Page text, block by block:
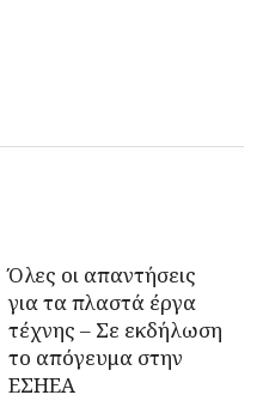
Όλες οι απαντήσεις
για τα πλαστά έργα
τέχνης – Σε εκδήλωση
το απόγευμα στην
ΕΣΗΕΑ